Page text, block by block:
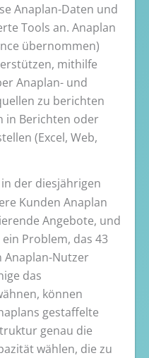
Anaplan-Daten und
Tools an. Anaplan
übernommen)
mithilfe
Anaplan- und
zu berichten
in Berichten oder
(Excel, Web,
der diesjährigen
Kunden Anaplan
Angebote, und
Problem, das 43
Anaplan-Nutzer
das
können
gestaffelte
genau die
wählen, die zu